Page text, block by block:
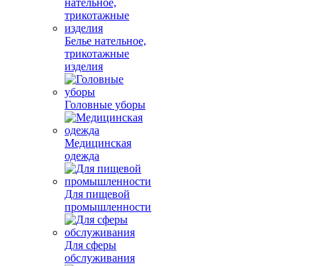
Белье нательное,
трикотажные
изделия
Головные уборы
Медицинская
одежда
Для пищевой
промышленности
Для сферы
обслуживания